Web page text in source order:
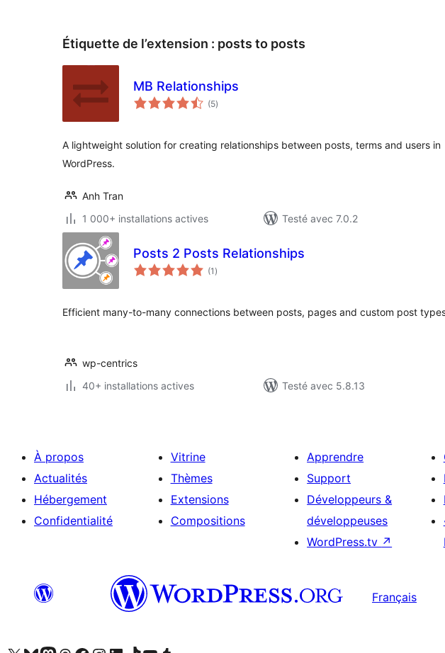
Étiquette de l’extension : posts to posts
MB Relationships
(5notes
en
)
A lightweight solution for creating relationships between posts, terms and users in
WordPress.
Anh Tran
1 000+ installations actives
Testé avec 7.0.2
Posts 2 Posts Relationships
(1 notes
en
)
Efficient many-to-many connections between posts, pages and custom post
wp-centrics
40+ installations actives
Testé avec 5.8.13
À propos
Actualités
Hébergement
Confidentialité
Vitrine
Thèmes
Extensions
Compositions
Apprendre
Support
Développeurs &
développeuses
WordPress.tv ↗
Français